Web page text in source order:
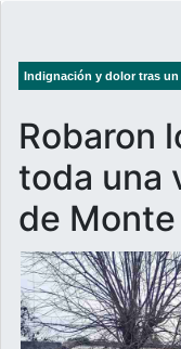
Indignación y dolor tras
Robaron
toda una
de